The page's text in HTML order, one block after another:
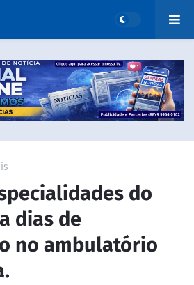
do
dias de
no ambulatório